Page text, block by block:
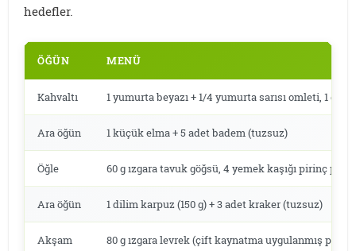
hedefler.
ÖĞÜN MENÜ
Kahvaltı 1 yumurta beyazı + 1/4 yumurta sarısı omleti, 1
Ara öğün 1 küçük elma + 5 adet badem (tuzsuz)
Öğle 60 g ızgara tavuk göğsü, 4 yemek kaşığı pirinç
Ara öğün 1 dilim karpuz (150 g) + 3 adet kraker (tuzsuz)
Akşam 80 g ızgara levrek (çift kaynatma uygulanmış